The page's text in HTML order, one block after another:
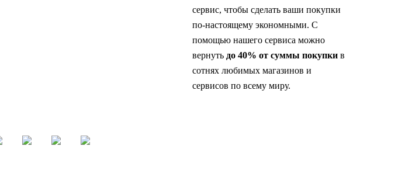
сервис, чтобы сделать ваши покупки
по-настоящему экономными. С
помощью нашего сервиса можно
вернуть до 40% от суммы покупкив
сотнях любимых магазинов и
сервисов по всему миру.